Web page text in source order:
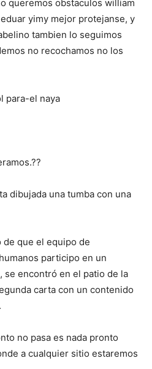
queremos obstaculos william
yimy mejor protejanse, y
tambien lo seguimos
no recochamos no los
para-el naya
dibujada una tumba con una
de que el equipo de
participo en un
se encontró en el patio de la
carta con un contenido
no pasa es nada pronto
a cualquier sitio estaremos